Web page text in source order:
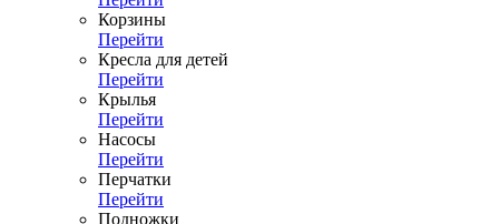
Корзины
Перейти
Кресла для детей
Перейти
Крылья
Перейти
Насосы
Перейти
Перчатки
Перейти
Подножки